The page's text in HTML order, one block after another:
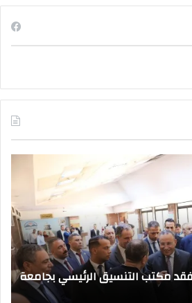
مكتب التنسيق الرئيسي بجامعة